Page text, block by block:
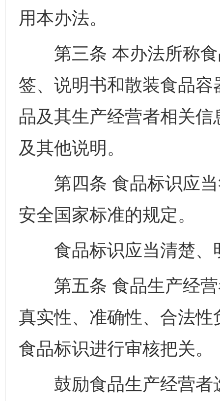
用本办法。
第三条 本办法所称食
签、说明书和散装食品
品及其生产经营者相关
及其他说明。
第四条 食品标识应当
安全国家标准的规定。
食品标识应当清楚、
第五条 食品生产经营
真实性、准确性、合法
食品标识进行审核把关。
鼓励食品生产经营者